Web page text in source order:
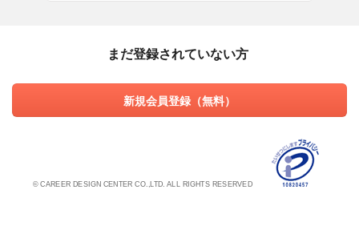
まだ登録されていない方
新規会員登録（無料）
© CAREER DESIGN CENTER CO.,LTD. ALL RIGHTS RESERVED